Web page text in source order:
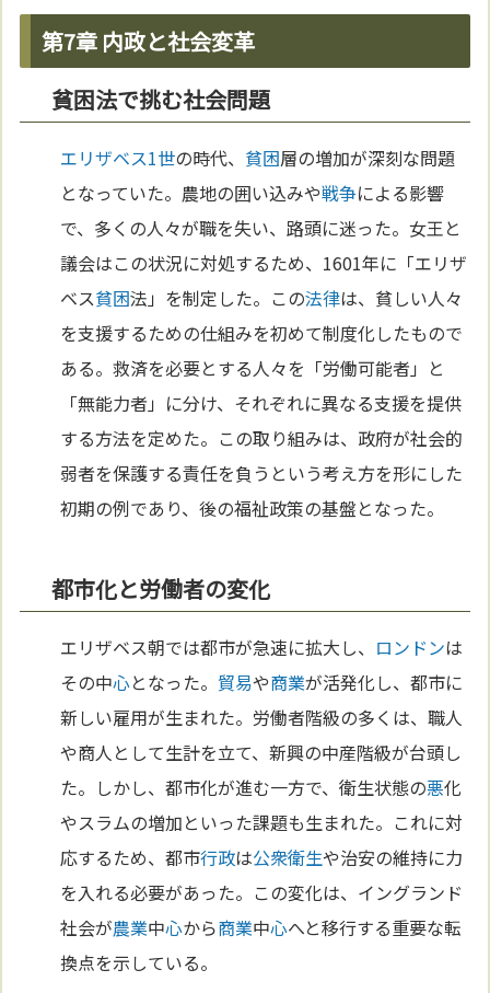
第7章 内政と社会変革
貧困法で挑む社会問題
エリザベス1世の時代、 貧困層の増加が深刻な問題
となっていた。農地の囲い込みや戦争による影響
で、多くの人々が職を失い、路頭に迷った。女王と
議会はこの状況に対処するため、1601年に「エリザ
ベス貧困法」を制定した。この法律は、貧しい人々
を支援するための仕組みを初めて制度化したもので
ある。救済を必要とする人々を「労働可能者」と
「無能力者」に分け、それぞれに異なる支援を提供
する方法を定めた。この取り組みは、政府が社会的
弱者を保護する責任を負うという考え方を形にした
初期の例であり、後の福祉政策の基盤となった。
都市化と労働者の変化
エリザベス朝では都市が急速に拡大し、 ロンドンは
その中心となった。貿易や商業が活発化し、都市に
新しい雇用が生まれた。労働者階級の多くは、職人
や商人として生計を立て、新興の中産階級が台頭し
た。しかし、都市化が進む一方で、衛生状態の悪化
やスラムの増加といった課題も生まれた。これに対
応するため、都市行政は公衆衛生や治安の維持に力
を入れる必要があった。この変化は、イングランド
社会が農業中心から商業中心へと移行する重要な転
換点を示している。